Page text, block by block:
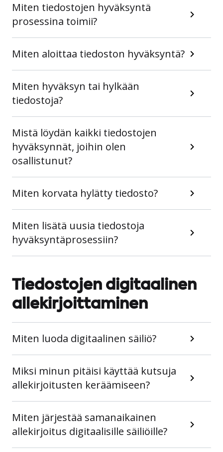
Miten tiedostojen hyväksyntä
prosessina toimii?
Miten aloittaa tiedoston hyväksyntä?
Miten hyväksyn tai hylkään
tiedostoja?
Mistä löydän kaikki tiedostojen
hyväksynnät, joihin olen
osallistunut?
Miten korvata hylätty tiedosto?
Miten lisätä uusia tiedostoja
hyväksyntäprosessiin?
Tiedostojen digitaalinen
allekirjoittaminen
Miten luoda digitaalinen säiliö?
Miksi minun pitäisi käyttää kutsuja
allekirjoitusten keräämiseen?
Miten järjestää samanaikainen
allekirjoitus digitaalisille säiliöille?